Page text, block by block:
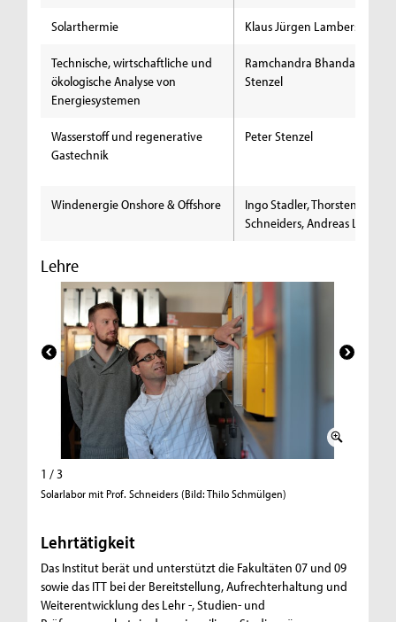
Solarthermie Klaus Jürgen Lambers
Technische, wirtschaftliche und
ökologische Analyse von
Energiesystemen
Ramchandra Bhandari, Peter
Stenzel
Wasserstoff und regenerative
Gastechnik
Peter Stenzel
Windenergie Onshore & Offshore
Ingo Stadler, Thorsten
Schneiders, Andreas Lohner
Lehre
1 / 3
Solarlabor mit Prof. Schneiders (Bild: Thilo Schmülgen)
Lehrtätigkeit
Das Institut berät und unterstützt die Fakultäten 07 und 09
sowie das ITT bei der Bereitstellung, Aufrechterhaltung und
Weiterentwicklung des Lehr -, Studien- und